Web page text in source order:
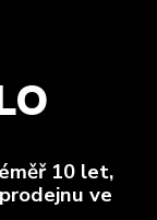
10 let,
ve